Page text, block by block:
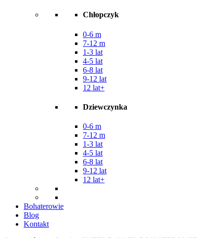
Chłopczyk
0-6 m
7-12 m
1-3 lat
4-5 lat
6-8 lat
9-12 lat
12 lat+
Dziewczynka
0-6 m
7-12 m
1-3 lat
4-5 lat
6-8 lat
9-12 lat
12 lat+
Bohaterowie
Blog
Kontakt